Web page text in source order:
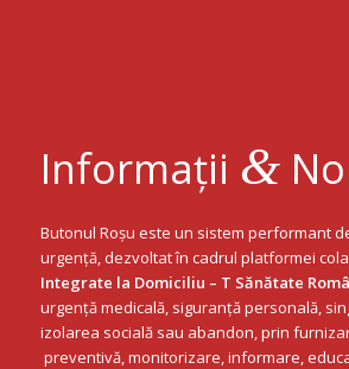
Informații &
Butonul Roșu este un sistem performant
urgență, dezvoltat în cadrul platformei
Integrate la Domiciliu – T Sănătate
urgență medicală, siguranță personală,
izolarea socială sau abandon, prin
preventivă, monitorizare, informare,